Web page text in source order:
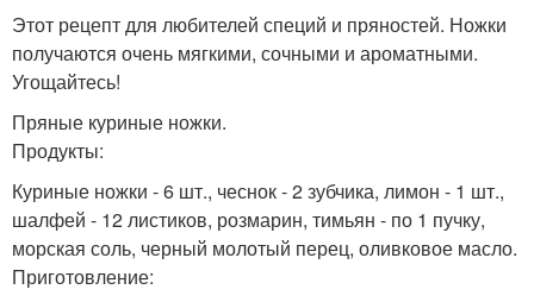
Этот рецепт для любителей специй и пряностей. Ножки
получаются очень мягкими, сочными и ароматными.
Угощайтесь!
Пряные куриные ножки.
Продукты:
Куриные ножки - 6 шт., чеснок - 2 зубчика, лимон - 1 шт.,
шалфей - 12 листиков, розмарин, тимьян - по 1 пучку,
морская соль, черный молотый перец, оливковое масло.
Приготовление: